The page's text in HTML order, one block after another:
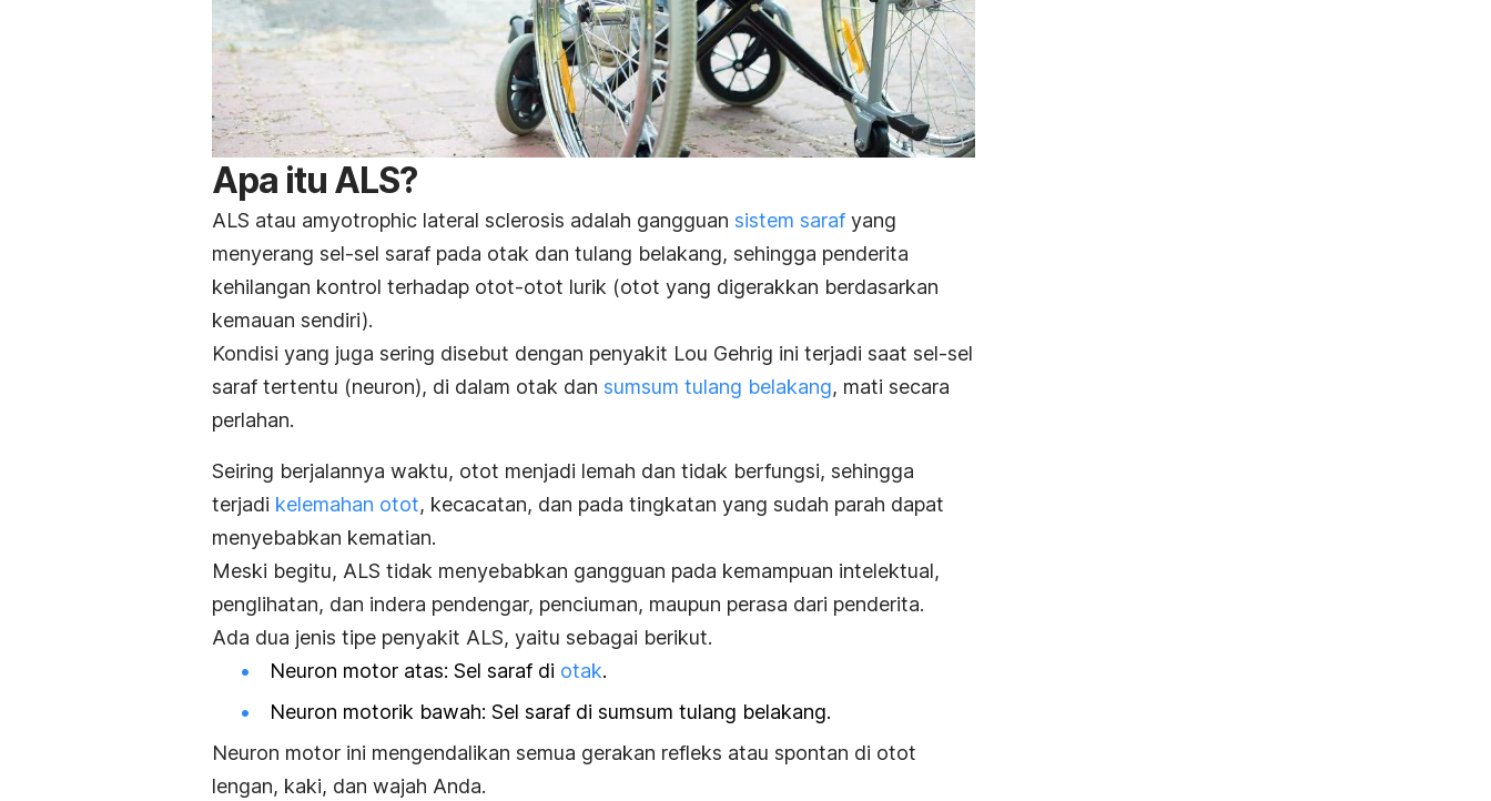
Apa itu ALS?
ALS atau amyotrophic lateral sclerosis adalah gangguan sistem saraf yang
menyerang sel-sel saraf pada otak dan tulang belakang, sehingga penderita
kehilangan kontrol terhadap otot-otot lurik (otot yang digerakkan berdasarkan
kemauan sendiri).
Kondisi yang juga sering disebut dengan penyakit Lou Gehrig ini terjadi saat sel-sel
saraf tertentu (neuron), di dalam otak dan sumsum tulang belakang, mati secara
perlahan.
Seiring berjalannya waktu, otot menjadi lemah dan tidak berfungsi, sehingga
terjadi kelemahan otot, kecacatan, dan pada tingkatan yang sudah parah dapat
menyebabkan kematian.
Meski begitu, ALS tidak menyebabkan gangguan pada kemampuan intelektual,
penglihatan, dan indera pendengar, penciuman, maupun perasa dari penderita.
Ada dua jenis tipe penyakit ALS, yaitu sebagai berikut.
Neuron motor atas: Sel saraf di otak.
Neuron motorik bawah: Sel saraf di sumsum tulang belakang.
Neuron motor ini mengendalikan semua gerakan refleks atau spontan di otot
lengan, kaki, dan wajah Anda.